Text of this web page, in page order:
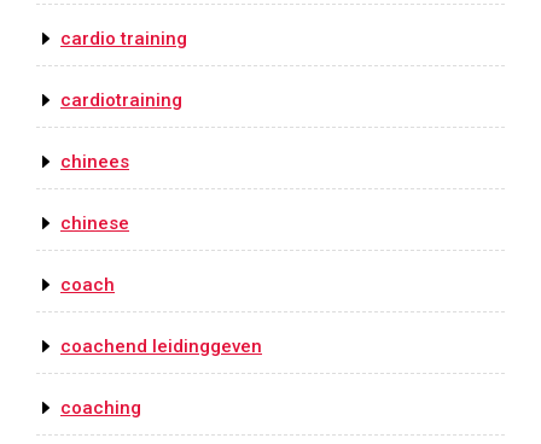
cardio training
cardiotraining
chinees
chinese
coach
coachend leidinggeven
coaching